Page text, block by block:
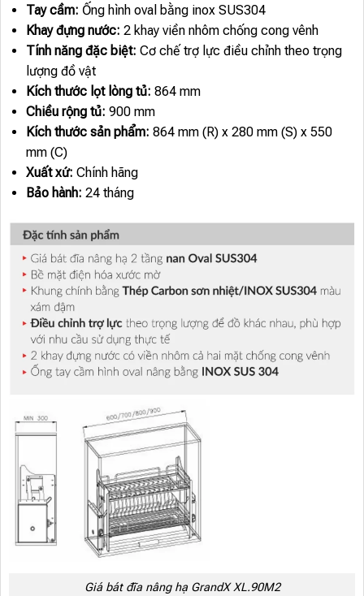
Tay cầm: Ống hình oval bằng inox SUS304
Khay đựng nước: 2 khay viền nhôm chống cong vênh
Tính năng đặc biệt: Cơ chế trợ lực điều chỉnh theo trọng
lượng đồ vật
Kích thước lọt lòng tủ: 864 mm
Chiều rộng tủ: 900 mm
Kích thước sản phẩm: 864 mm (R) x 280 mm (S) x 550
mm (C)
Xuất xứ: Chính hãng
Bảo hành: 24 tháng
Giá bát đĩa nâng hạ GrandX XL.90M2